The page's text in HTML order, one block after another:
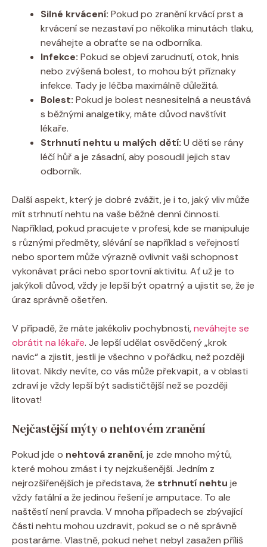
Silné krvácení: Pokud po zranění krvácí prst a
krvácení se nezastaví po několika minutách tlaku,
neváhejte a obraťte se na odborníka.
Infekce: Pokud se objeví zarudnutí, otok, hnis
nebo zvýšená bolest, to mohou být příznaky
infekce. Tady je léčba maximálně důležitá.
Bolest: Pokud je bolest nesnesitelná a neustává
s běžnými analgetiky, máte důvod navštívit
lékaře.
Strhnutí nehtu u malých dětí: U dětí se rány
léčí hůř a je zásadní, aby posoudil jejich stav
odborník.
Další aspekt, který je dobré zvážit, je i to, jaký vliv může
mít strhnutí nehtu na vaše běžné denní činnosti.
Například, pokud pracujete v profesi, kde se manipuluje
s různými předměty, slévání se například s veřejností
nebo sportem může výrazně ovlivnit vaši schopnost
vykonávat práci nebo sportovní aktivitu. Ať už je to
jakýkoli důvod, vždy je lepší být opatrný a ujistit se, že je
úraz správně ošetřen.
V případě, že máte jakékoliv pochybnosti,neváhejte se
obrátit na lékaře. Je lepší udělat osvědčený „krok
navíc“ a zjistit, jestli je všechno v pořádku, než později
litovat. Nikdy nevíte, co vás může překvapit, a v oblasti
zdraví je vždy lepší být sadističtější než se později
litovat!
Nejčastější mýty o nehtovém zranění
Pokud jde o nehtová zranění, je zde mnoho mýtů,
které mohou zmást i ty nejzkušenější. Jedním z
nejrozšířenějších je představa, že strhnutí nehtu je
vždy fatální a že jedinou řešení je amputace. To ale
naštěstí není pravda. V mnoha případech se zbývající
části nehtu mohou uzdravit, pokud se o ně správně
postaráme. Vlastně, pokud nehet nebyl zasažen příliš